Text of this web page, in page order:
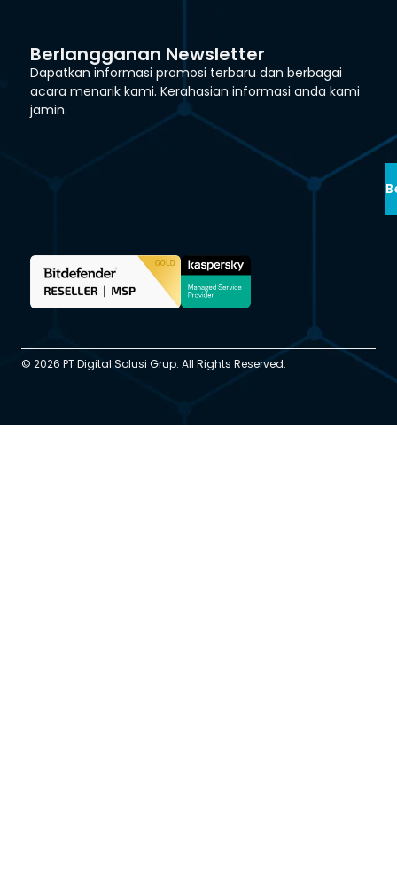
Berlangganan Newsletter
Dapatkan informasi promosi terbaru dan berbagai
acara menarik kami. Kerahasian informasi anda kami
jamin.
© 2026 PT Digital Solusi Grup. All Rights Reserved.